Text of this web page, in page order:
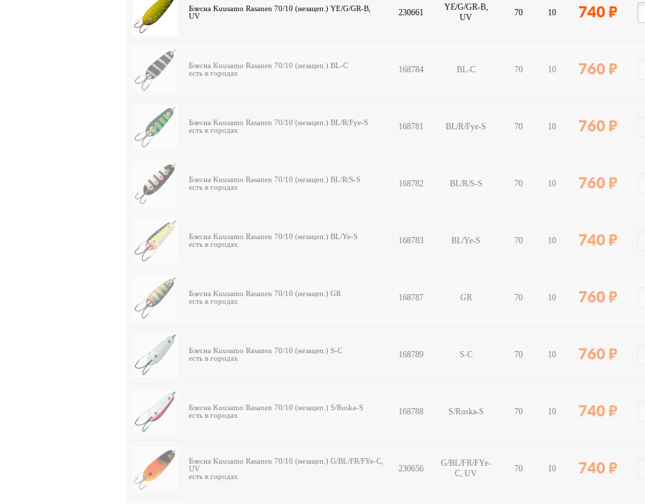
Блесна Kuusamo Rasanen 70/10 (незацеп.) YE/G/GR-B,
UV
230661
YE/G/GR-B,
UV
70 10 740
Блесна Kuusamo Rasanen 70/10 (незацеп.) BL-C
есть в городах
168784 BL-C 70 10 760
Блесна Kuusamo Rasanen 70/10 (незацеп.) BL/R/Fye-S
есть в городах
168781 BL/R/Fye-S 70 10 760
Блесна Kuusamo Rasanen 70/10 (незацеп.) BL/R/S-S
есть в городах
168782 BL/R/S-S 70 10 760
Блесна Kuusamo Rasanen 70/10 (незацеп.) BL/Ye-S
есть в городах
168783 BL/Ye-S 70 10 740
Блесна Kuusamo Rasanen 70/10 (незацеп.) GR
есть в городах
168787 GR 70 10 760
Блесна Kuusamo Rasanen 70/10 (незацеп.) S-C
есть в городах
168789 S-C 70 10 760
Блесна Kuusamo Rasanen 70/10 (незацеп.) S/Ruska-S
есть в городах
168788 S/Ruska-S 70 10 740
Блесна Kuusamo Rasanen 70/10 (незацеп.) G/BL/FR/FYe-C,
UV
есть в городах
230656
G/BL/FR/FYe-
C, UV
70 10 740